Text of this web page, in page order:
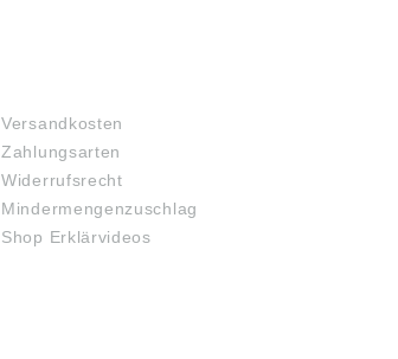
Versandkosten
Zahlungsarten
Widerrufsrecht
Mindermengenzuschlag
Shop Erklärvideos